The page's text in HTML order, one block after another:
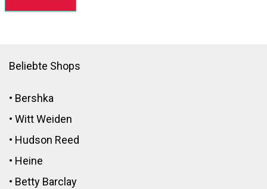
Beliebte Shops
• Bershka
• Witt Weiden
• Hudson Reed
• Heine
• Betty Barclay